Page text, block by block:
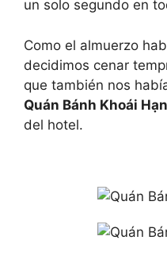
un solo segundo en
Como el almuerzo
decidimos cenar
que también nos
Quán Bánh Khoái
del hotel.